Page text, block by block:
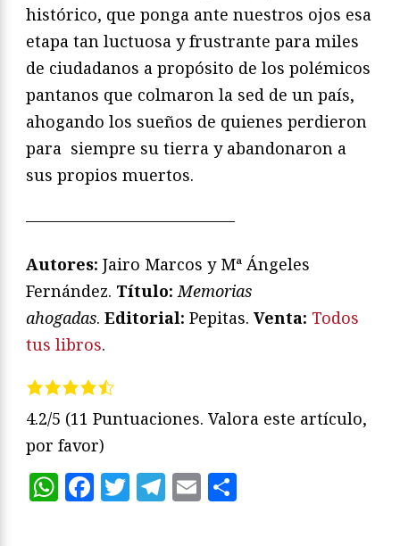
histórico, que ponga ante nuestros ojos esa
etapa tan luctuosa y frustrante para miles
de ciudadanos a propósito de los polémicos
pantanos que colmaron la sed de un país,
ahogando los sueños de quienes perdieron
para siempre su tierra y abandonaron a
sus propios muertos.
—————————————
Autores: Jairo Marcos y Mª Ángeles
Fernández. Título: Memorias
ahogadas. Editorial: Pepitas. Venta: Todos
tus libros.
4.2/5 (11 Puntuaciones. Valora este artículo,
por favor)
WhatsApp
Facebook
Twitter
Telegram
Email